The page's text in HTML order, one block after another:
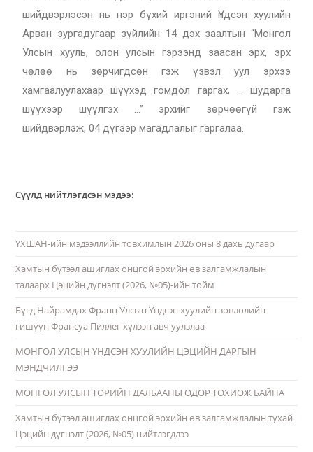
шийдвэрлэсэн нь нэр бүхий иргэний Үндсэн хуулийн
Арван зургадугаар зүйлийн 14 дэх заалтын “Монгол
Улсын хууль, олон улсын гэрээнд заасан эрх, эрх
чөлөө нь зөрчигдсөн гэж үзвэл уул эрхээ
хамгаалуулахаар шүүхэд гомдол гаргах, … шударга
шүүхээр шүүлгэх …” эрхийг зөрчөөгүй гэж
шийдвэрлэж, 04 дүгээр магадлалыг гаргалаа.
Сүүлд нийтлэгдсэн мэдээ:
ҮХШАН-ийн мэдээллийн товхимлын 2026 оны 8 дахь дугаар
Хамтын бүтээл ашиглах онцгой эрхийн өв залгамжлалын
талаарх Цэцийн дүгнэлт (2026, №05)-ийн тойм
Бүгд Найрамдах Франц Улсын Үндсэн хуулийн зөвлөлийн
гишүүн Франсуа Пиллег хүлээн авч уулзлаа
МОНГОЛ УЛСЫН ҮНДСЭН ХУУЛИЙН ЦЭЦИЙН ДАРГЫН
МЭНДЧИЛГЭЭ
МОНГОЛ УЛСЫН ТӨРИЙН ДАЛБААНЫ ӨДӨР ТОХИОЖ БАЙНА
Хамтын бүтээл ашиглах онцгой эрхийн өв залгамжлалын тухай
Цэцийн дүгнэлт (2026, №05) нийтлэгдлээ